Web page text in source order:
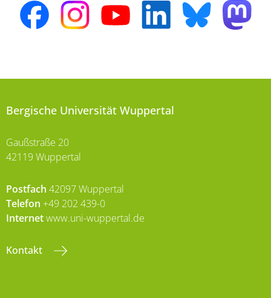
Bergische Universität Wuppertal
Gaußstraße 20
42119 Wuppertal
Postfach 42097 Wuppertal
Telefon +49 202 439-0
Internetwww.uni-wuppertal.de
Kontakt